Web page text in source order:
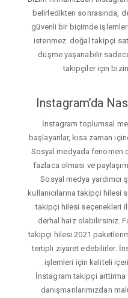
belirledikten sonrasında,
güvenli bir biçimde
istenmez. doğal takipçi
düşme yaşanabilir
takipçiler için
Instagram’da
İnstagram toplumsal
başlayanlar, kısa zaman
Sosyal medyada fenomen
fazlaca olması ve
Sosyal medya
kullanıcılarına takipçi
takipçi hilesi seçenekleri
derhal haiz olabilirsiniz.
takipçi hilesi 2021
tertipli ziyaret edebilirler.
işlemleri için kaliteli
İnstagram takipçi arttirma
danışmanlarımızdan